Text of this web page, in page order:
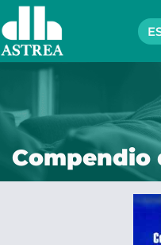
Compendio